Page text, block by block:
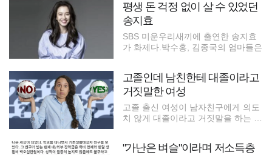
평생 돈 걱정 없이 살 수 있었던
송지효
SBS 미운우리새끼에 출연한 송지효
가 화제다.박수홍, 김종국의 엄마들은
고졸인데 남친한테 대졸이라고
거짓말한 여성
고졸 출신 여성이 남자친구에게 의도
치 않게 대졸이라고 거짓말을 하는 상
"가난은 벼슬"이라며 저소득층